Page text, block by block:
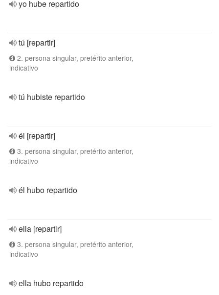
yo hube repartido
tú [repartir]
2. persona singular, pretérito anterior,
indicativo
tú hubiste repartido
él [repartir]
3. persona singular, pretérito anterior,
indicativo
él hubo repartido
ella [repartir]
3. persona singular, pretérito anterior,
indicativo
ella hubo repartido